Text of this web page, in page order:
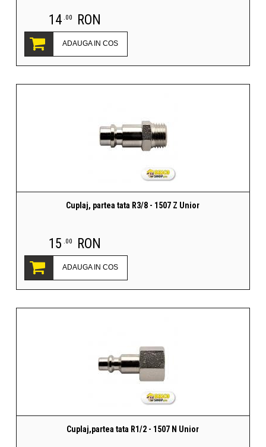
14 .00 RON
ADAUGA IN COS
Cuplaj, partea tata R3/8 - 1507 Z Unior
15 .00 RON
ADAUGA IN COS
Cuplaj,partea tata R1/2 - 1507 N Unior